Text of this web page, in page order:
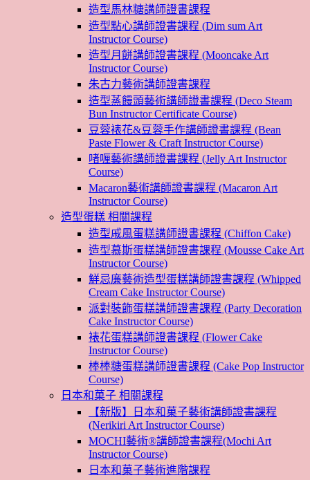
造型馬林糖講師證書課程
造型點心講師證書課程 (Dim sum Art
Instructor Course)
造型月餅講師證書課程 (Mooncake Art
Instructor Course)
朱古力藝術講師證書課程
造型蒸饅頭藝術講師證書課程 (Deco Steam
Bun Instructor Certificate Course)
豆蓉裱花&豆蓉手作講師證書課程 (Bean
Paste Flower & Craft Instructor Course)
啫喱藝術講師證書課程 (Jelly Art Instructor
Course)
Macaron藝術講師證書課程 (Macaron Art
Instructor Course)
造型蛋糕 相關課程
造型戚風蛋糕講師證書課程 (Chiffon Cake)
造型慕斯蛋糕講師證書課程 (Mousse Cake Art
Instructor Course)
鮮忌廉藝術造型蛋糕講師證書課程 (Whipped
Cream Cake Instructor Course)
派對裝飾蛋糕講師證書課程 (Party Decoration
Cake Instructor Course)
裱花蛋糕講師證書課程 (Flower Cake
Instructor Course)
棒棒糖蛋糕講師證書課程 (Cake Pop Instructor
Course)
日本和菓子 相關課程
【新版】日本和菓子藝術講師證書課程
(Nerikiri Art Instructor Course)
MOCHI藝術®講師證書課程(Mochi Art
Instructor Course)
日本和菓子藝術進階課程